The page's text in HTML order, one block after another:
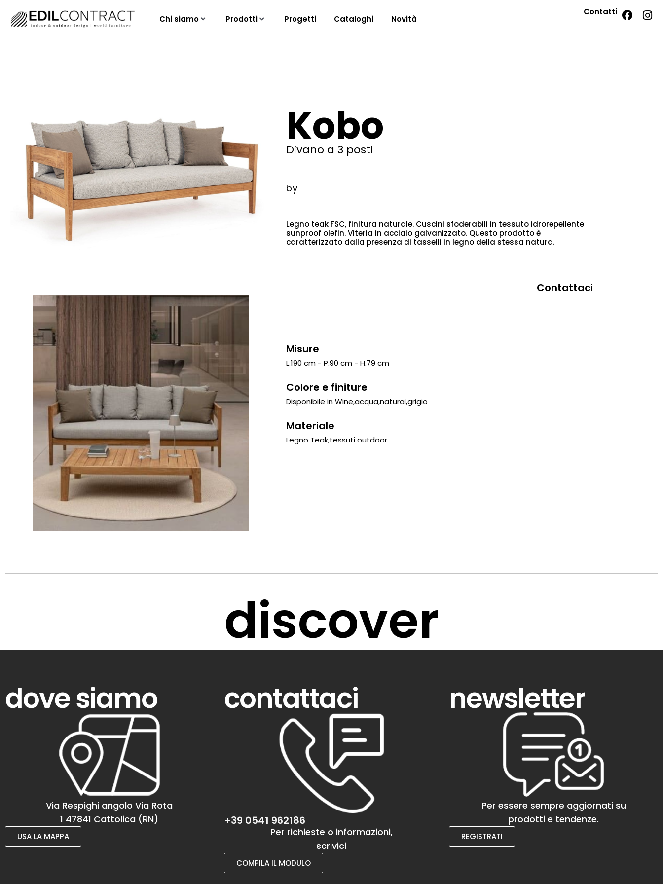
Chi siamo Prodotti Progetti Cataloghi Novità
Contatti
Kobo
Divano a 3 posti
by
Legno teak FSC, finitura naturale. Cuscini sfoderabili in tessuto idrorepellente
sunproof olefin. Viteria in acciaio galvanizzato. Questo prodotto è
caratterizzato dalla presenza di tasselli in legno della stessa natura.
Contattaci
Misure
L.190 cm - P.90 cm - H.79 cm
Colore e finiture
Disponibile in Wine,acqua,natural,grigio
Materiale
Legno Teak,tessuti outdoor
discover
dove siamo
Via Respighi angolo Via Rota
1 47841 Cattolica (RN)
USA LA MAPPA
contattaci
+39 0541 962186
Per richieste o informazioni,
scrivici
COMPILA IL MODULO
newsletter
Per essere sempre aggiornati su
prodotti e tendenze.
REGISTRATI